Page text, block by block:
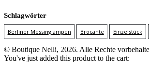
Schlagwörter
Berliner Messinglampen Brocante Einzelstück
© Boutique Nelli, 2026. Alle Rechte
You've just added this product to the cart: